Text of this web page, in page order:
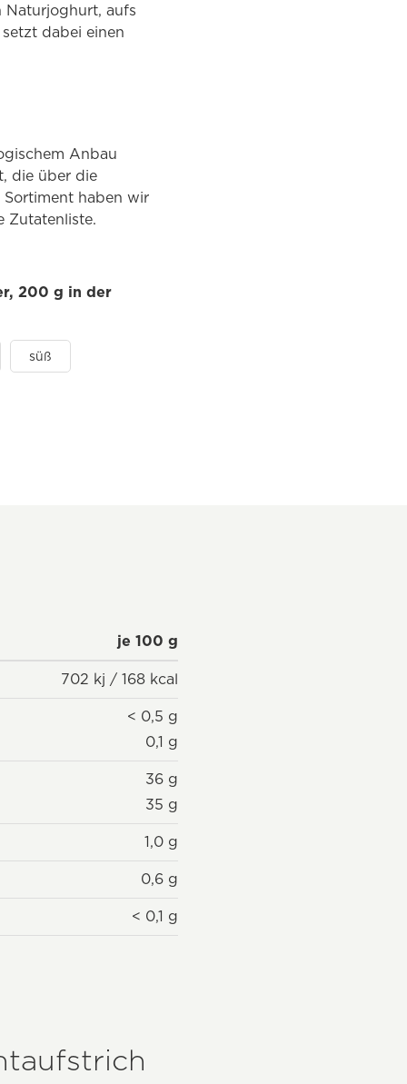
Naturjoghurt, aufs
dabei einen
Anbau
die über die
haben wir
Zutatenliste.
200 g in der
süß
je 100 g
702 kj / 168 kcal
< 0,5 g
0,1 g
36 g
35 g
1,0 g
0,6 g
< 0,1 g